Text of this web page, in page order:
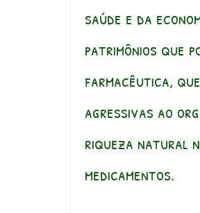
saúde e da
patrimônios que
farmacêutica,
agressivas ao
riqueza natural
medicamentos.